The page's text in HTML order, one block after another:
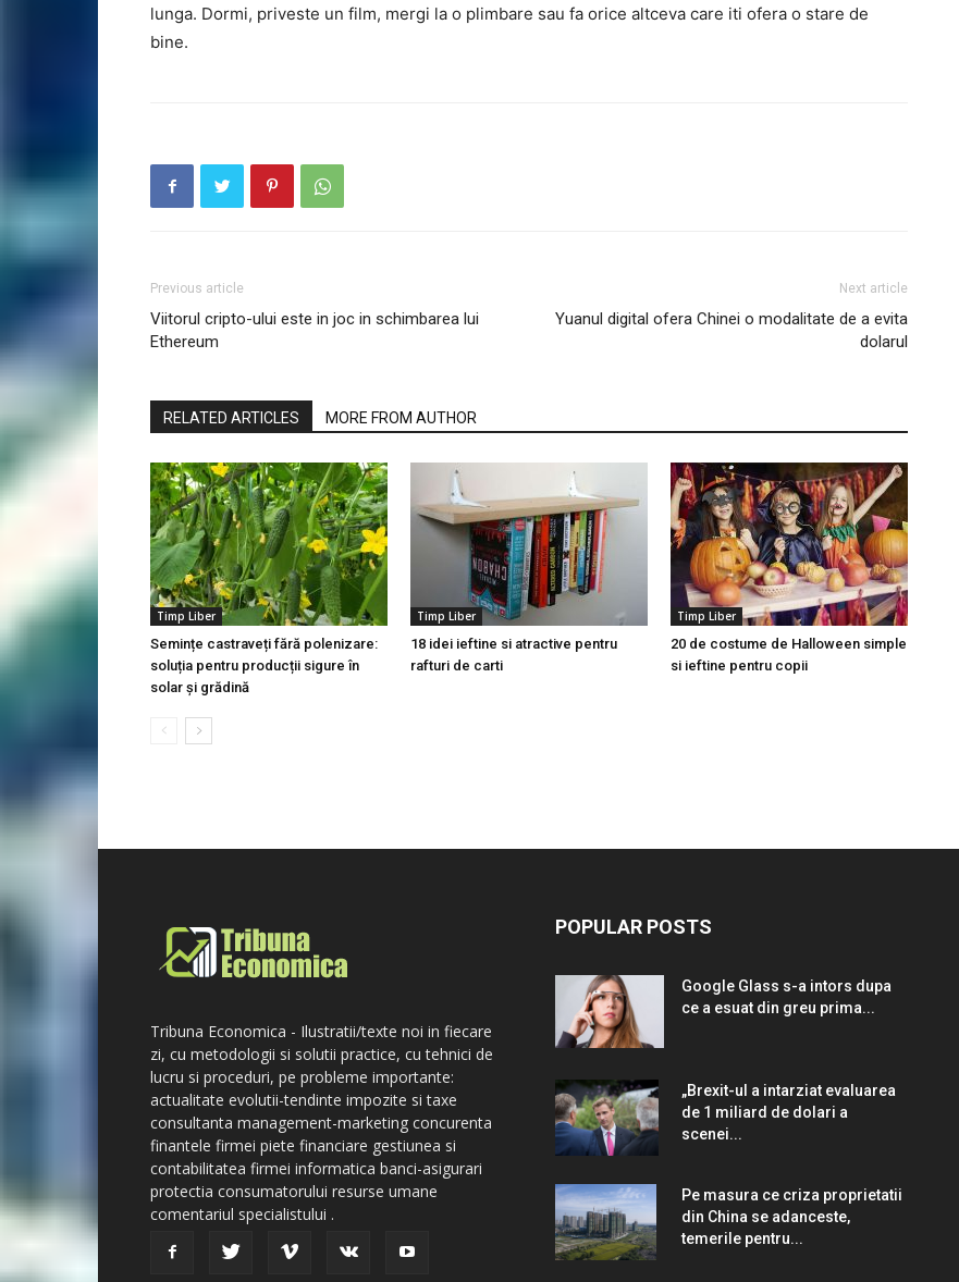
lunga. Dormi, priveste un film, mergi la o plimbare sau fa orice altceva care iti ofera o stare de
bine.
Previous article
Viitorul cripto-ului este in joc in schimbarea lui
Ethereum
Next article
Yuanul digital ofera Chinei o modalitate de a evita
dolarul
RELATED ARTICLES MORE FROM AUTHOR
Timp Liber
Semințe castraveți fără polenizare:
soluția pentru producții sigure în
solar și grădină
Timp Liber
18 idei ieftine si atractive pentru
rafturi de carti
Timp Liber
20 de costume de Halloween simple
si ieftine pentru copii
Tribuna Economica - Ilustratii/texte noi in fiecare
zi, cu metodologii si solutii practice, cu tehnici de
lucru si proceduri, pe probleme importante:
actualitate evolutii-tendinte impozite si taxe
consultanta management-marketing concurenta
finantele firmei piete financiare gestiunea si
contabilitatea firmei informatica banci-asigurari
protectia consumatorului resurse umane
comentariul specialistului .
POPULAR POSTS
Google Glass s-a intors dupa
ce a esuat din greu prima...
„Brexit-ul a intarziat evaluarea
de 1 miliard de dolari a
scenei...
Pe masura ce criza proprietatii
din China se adanceste,
temerile pentru...